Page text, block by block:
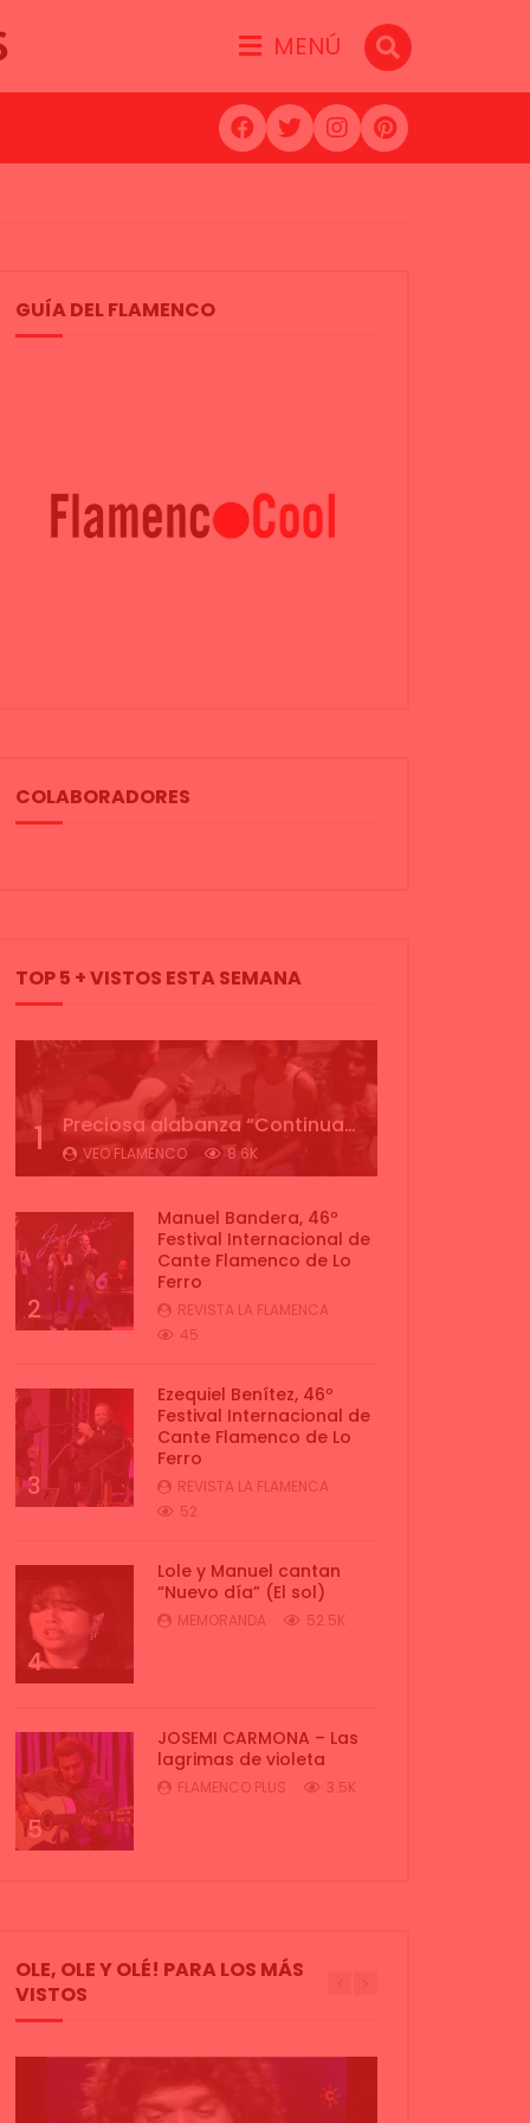
MENÚ
GUÍA DEL FLAMENCO
COLABORADORES
TOP 5 + VISTOS ESTA SEMANA
1 Preciosa alabanza “Continua” cantada por ALBA CORTES acompañada de IVAN a la guitarra | VEOFLAMENCO
VEO FLAMENCO 8.6K
2
Manuel Bandera, 46º
Festival Internacional de
Cante Flamenco de Lo
Ferro
REVISTA LA FLAMENCA
45
3
Ezequiel Benítez, 46º
Festival Internacional de
Cante Flamenco de Lo
Ferro
REVISTA LA FLAMENCA
52
4
Lole y Manuel cantan
“Nuevo día” (El sol)
MEMORANDA 52.5K
5
JOSEMI CARMONA – Las
lagrimas de violeta
FLAMENCO PLUS 3.5K
OLE, OLE Y OLÉ! PARA LOS MÁS
VISTOS